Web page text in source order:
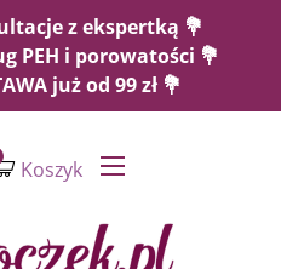
z ekspertką 💐
PEH i porowatości 💐
już od 99 zł 💐
Koszyk